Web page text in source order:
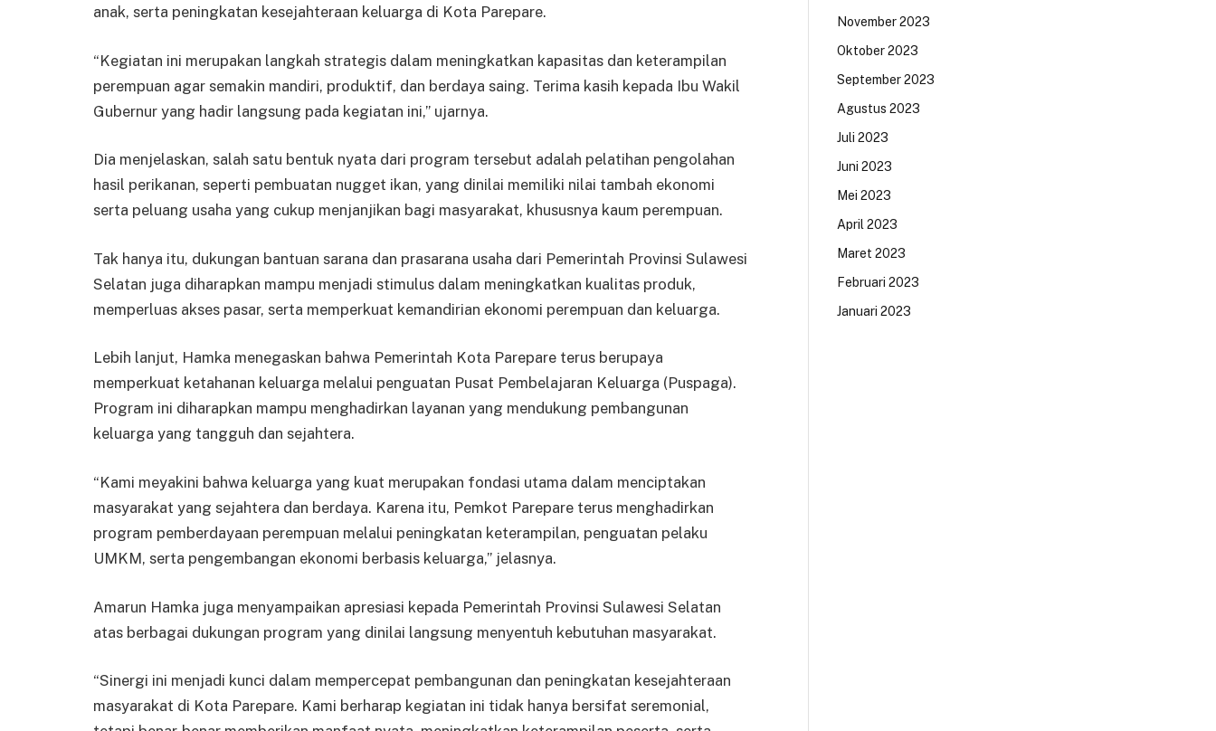
anak, serta peningkatan kesejahteraan keluarga di Kota Parepare.
“Kegiatan ini merupakan langkah strategis dalam meningkatkan kapasitas dan keterampilan
perempuan agar semakin mandiri, produktif, dan berdaya saing. Terima kasih kepada Ibu Wakil
Gubernur yang hadir langsung pada kegiatan ini,” ujarnya.
Dia menjelaskan, salah satu bentuk nyata dari program tersebut adalah pelatihan pengolahan
hasil perikanan, seperti pembuatan nugget ikan, yang dinilai memiliki nilai tambah ekonomi
serta peluang usaha yang cukup menjanjikan bagi masyarakat, khususnya kaum perempuan.
Tak hanya itu, dukungan bantuan sarana dan prasarana usaha dari Pemerintah Provinsi Sulawesi
Selatan juga diharapkan mampu menjadi stimulus dalam meningkatkan kualitas produk,
memperluas akses pasar, serta memperkuat kemandirian ekonomi perempuan dan keluarga.
Lebih lanjut, Hamka menegaskan bahwa Pemerintah Kota Parepare terus berupaya
memperkuat ketahanan keluarga melalui penguatan Pusat Pembelajaran Keluarga (Puspaga).
Program ini diharapkan mampu menghadirkan layanan yang mendukung pembangunan
keluarga yang tangguh dan sejahtera.
“Kami meyakini bahwa keluarga yang kuat merupakan fondasi utama dalam menciptakan
masyarakat yang sejahtera dan berdaya. Karena itu, Pemkot Parepare terus menghadirkan
program pemberdayaan perempuan melalui peningkatan keterampilan, penguatan pelaku
UMKM, serta pengembangan ekonomi berbasis keluarga,” jelasnya.
Amarun Hamka juga menyampaikan apresiasi kepada Pemerintah Provinsi Sulawesi Selatan
atas berbagai dukungan program yang dinilai langsung menyentuh kebutuhan masyarakat.
“Sinergi ini menjadi kunci dalam mempercepat pembangunan dan peningkatan kesejahteraan
masyarakat di Kota Parepare. Kami berharap kegiatan ini tidak hanya bersifat seremonial,
November 2023
Oktober 2023
September 2023
Agustus 2023
Juli 2023
Juni 2023
Mei 2023
April 2023
Maret 2023
Februari 2023
Januari 2023